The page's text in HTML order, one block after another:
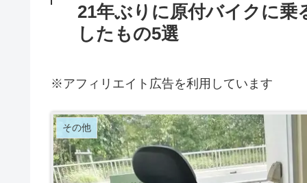
21年ぶりに原付バイクに
したもの5選
※アフィリエイト広告を利用しています
その他